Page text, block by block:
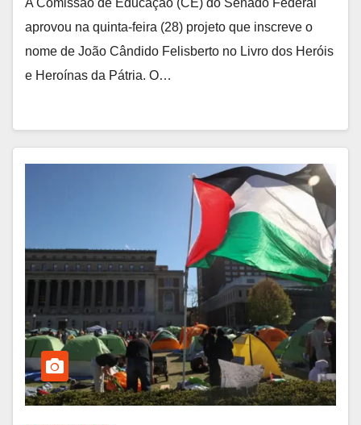
A Comissão de Educação (CE) do Senado Federal
aprovou na quinta-feira (28) projeto que inscreve o
nome de João Cândido Felisberto no Livro dos Heróis
e Heroínas da Pátria. O…